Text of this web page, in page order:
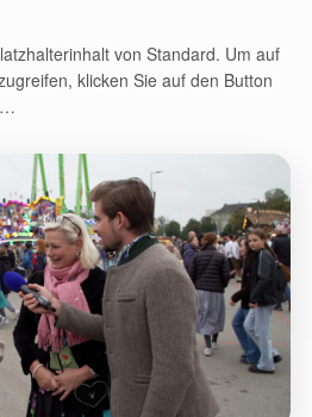
von Standard. Um auf
klicken Sie auf den Button